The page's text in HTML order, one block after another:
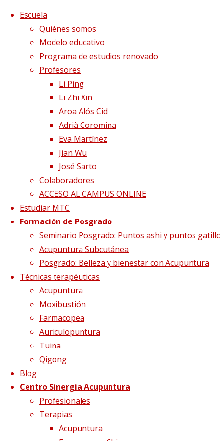
Saltar al contenido
Escuela
Quiénes somos
Modelo educativo
Programa de estudios renovado
Profesores
Li Ping
Li Zhi Xin
Aroa Alós Cid
Adrià Coromina
Eva Martínez
Jian Wu
José Sarto
Colaboradores
ACCESO AL CAMPUS ONLINE
Estudiar MTC
Formación de Posgrado
Seminario Posgrado: Puntos ashi y puntos
Acupuntura Subcutánea
Posgrado: Belleza y bienestar con Acupuntura
Técnicas terapéuticas
Acupuntura
Moxibustión
Farmacopea
Auriculopuntura
Tuina
Qigong
Blog
Centro Sinergia Acupuntura
Profesionales
Terapias
Acupuntura
Página de InicioPublicaciones etiquetadas "energía"
Etiqueta:energía
Estancamiento de Qi
6 mayo, 2018
energía estancamiento